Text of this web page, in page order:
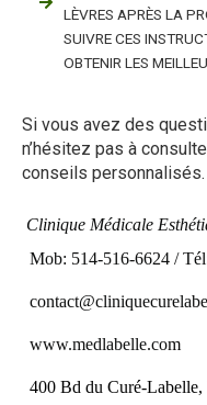
LÈVRES APRÈS LA
SUIVRE CES
OBTENIR LES
Si vous avez des
n’hésitez pas à
conseils personnalisés.
Clinique Médicale
Mob: 514-516-6624 /
www.medlabelle.com
400 Bd du Curé-